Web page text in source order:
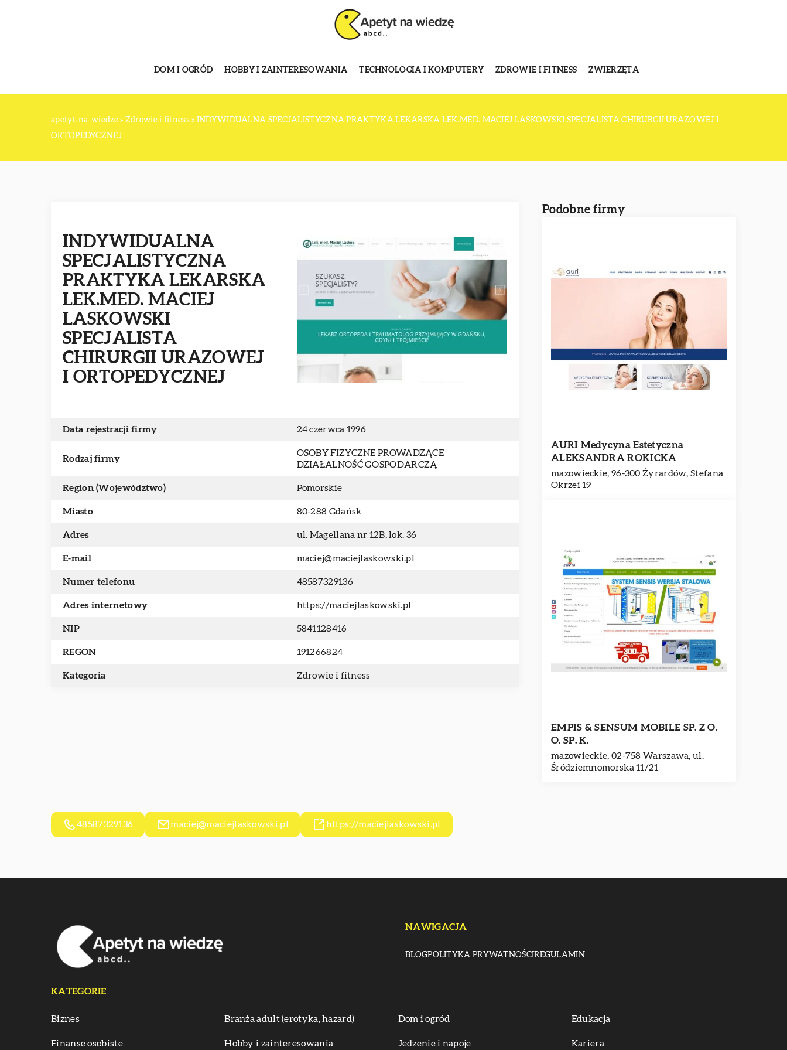
DOM I OGRÓD HOBBY I ZAINTERESOWANIA TECHNOLOGIA I KOMPUTERY ZDROWIE I FITNESS ZWIERZĘTA
apetyt-na-wiedze» Zdrowie i fitness» INDYWIDUALNA SPECJALISTYCZNA PRAKTYKA LEKARSKA LEK.MED. MACIEJ LASKOWSKI SPECJALISTA CHIRURGII URAZOWEJ I
ORTOPEDYCZNEJ
INDYWIDUALNA
SPECJALISTYCZNA
PRAKTYKA LEKARSKA
LEK.MED. MACIEJ
LASKOWSKI
SPECJALISTA
CHIRURGII URAZOWEJ
I ORTOPEDYCZNEJ
Data rejestracji firmy 24 czerwca 1996
Rodzaj firmy
OSOBY FIZYCZNE PROWADZĄCE
DZIAŁALNOŚĆ GOSPODARCZĄ
Region (Województwo) Pomorskie
Miasto 80-288 Gdańsk
Adres ul. Magellana nr 12B, lok. 36
E-mail maciej@maciejlaskowski.pl
Numer telefonu 48587329136
Adres internetowy https://maciejlaskowski.pl
NIP 5841128416
REGON 191266824
Kategoria Zdrowie i fitness
Podobne firmy
AURI Medycyna Estetyczna
ALEKSANDRA ROKICKA
mazowieckie, 96-300 Żyrardów, Stefana
Okrzei 19
EMPIS & SENSUM MOBILE SP. Z O.
O. SP. K.
mazowieckie, 02-758 Warszawa, ul.
Śródziemnomorska 11/21
48587329136 maciej@maciejlaskowski.pl https://maciejlaskowski.pl
NAWIGACJA
BLOGPOLITYKA PRYWATNOŚCIREGULAMIN
KATEGORIE
Biznes Branża adult (erotyka, hazard) Dom i ogród Edukacja
Finanse osobiste Hobby i zainteresowania Jedzenie i napoje Kariera